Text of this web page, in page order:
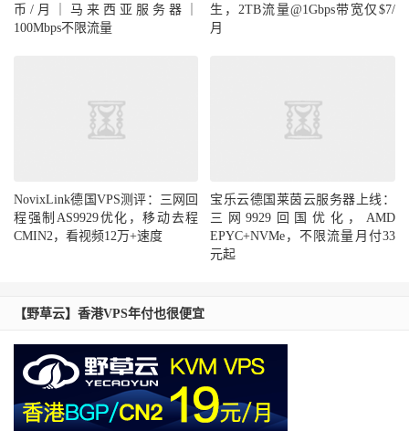
币/月｜马来西亚服务器｜
100Mbps不限流量
生，2TB流量@1Gbps带宽仅$7/
月
NovixLink德国VPS测评：三网回
程强制AS9929优化，移动去程
CMIN2，看视频12万+速度
宝乐云德国莱茵云服务器上线：
三网9929回国优化，AMD
EPYC+NVMe，不限流量月付33
元起
【野草云】香港VPS年付也很便宜